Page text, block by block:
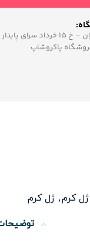
بازار بزرگ تهران – خ ۱۵ خرداد سرای
ژل کرم, ژل کرم